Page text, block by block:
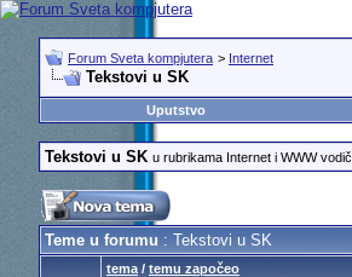
Forum Sveta kompjutera > Internet
Tekstovi u SK
Uputstvo
Tekstovi u SK u rubrikama Internet i WWW vodič
Teme u forumu: Tekstovi u SK
tema/ temu započeo